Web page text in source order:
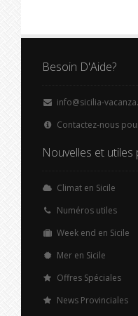
Besoin D'Aide?
info@sicilia-
Contactez-nous
Nouvelles et utiles
Climat en Sicile
Numéros utiles
Week end en Sicile
Mer en Sicile
Offres Spéciales
News Provinciales